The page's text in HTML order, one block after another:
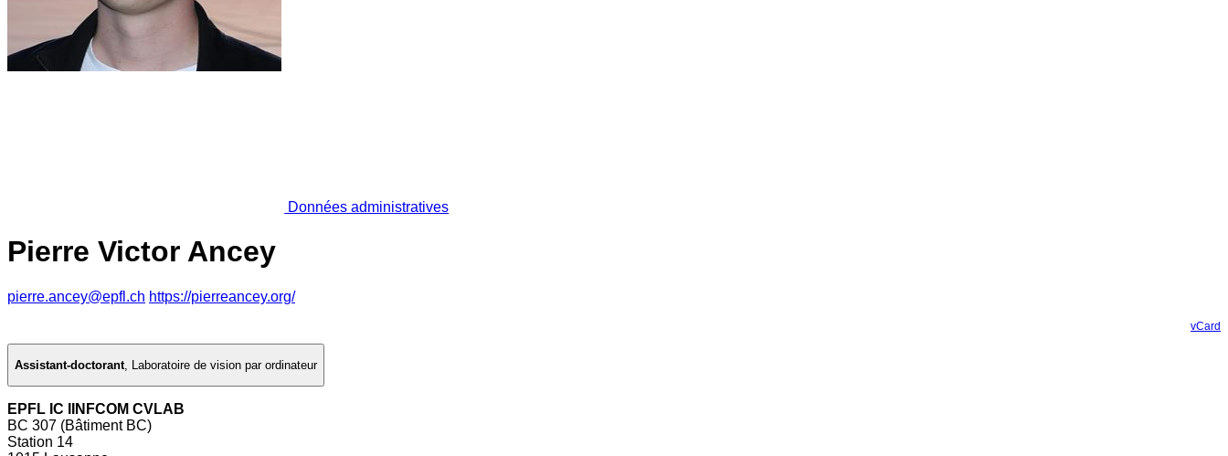
Données administratives
Pierre Victor Ancey
pierre.ancey@epfl.ch https://pierreancey.org/
vCard
Assistant-doctorant, Laboratoire de vision par ordinateur
EPFL IC IINFCOM CVLAB
BC 307 (Bâtiment BC)
Station 14